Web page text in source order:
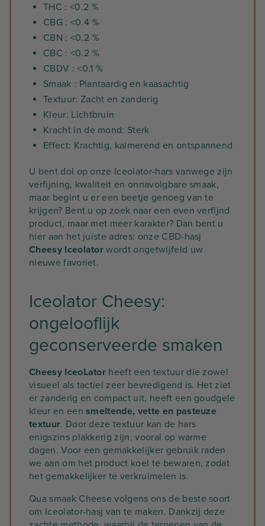
THC : <0.2 %
CBG : <0.4 %
CBN : <0.2 %
CBC : <0.2 %
CBDV : <0.1 %
Smaak : Plantaardig en kaasachtig
Textuur: Zacht en zanderig
Kleur: Lichtbruin
Kracht in de mond: Sterk
Effect: Krachtig, kalmerend en ontspannend
U bent dol op onze Iceolator-hars vanwege zijn
verfijning, kwaliteit en onnavolgbare smaak,
maar begint u er een beetje genoeg van te
krijgen? Bent u op zoek naar een even verfijnd
product, maar met meer karakter? Dan bent u
hier aan het juiste adres: onze CBD-hasj
Cheesy Iceolator wordt ongetwijfeld uw
nieuwe favoriet.
Iceolator Cheesy:
ongelooflijk
geconserveerde smaken
Cheesy IceoLator heeft een textuur die zowel
visueel als tactiel zeer bevredigend is. Het ziet
er zanderig en compact uit, heeft een goudgele
kleur en eensmeltende, vette en pasteuze
textuur. Door deze textuur kan de hars
enigszins plakkerig zijn, vooral op warme
dagen. Voor een gemakkelijker gebruik raden
we aan om het product koel te bewaren, zodat
het gemakkelijker te verkruimelen is.
Qua smaak Cheese volgens ons de beste soort
om Iceolator-hasj van te maken. Dankzij deze